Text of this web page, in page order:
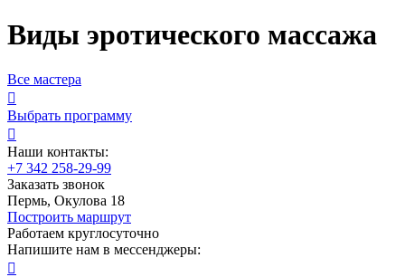
Виды эротического массажа
Все мастера

Выбрать программу

Наши контакты:
+7 342 258-29-99
Заказать звонок
Пермь, Окулова 18
Построить маршрут
Работаем круглосуточно
Напишите нам в мессенджеры:
